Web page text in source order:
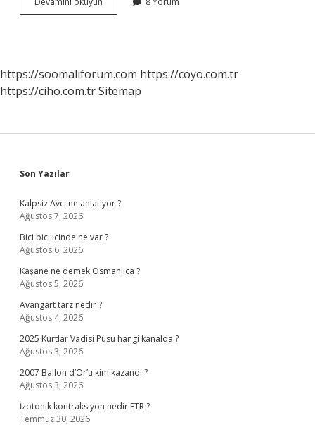
Öğrenmesi
https://soomaliforum.com https://coyo.com.tr
https://ciho.com.trSitemap
Sidebar
Son Yazılar
Kalpsiz Avcı ne anlatıyor ?
Ağustos 7, 2026
Bici bici icinde ne var ?
Ağustos 6, 2026
Kaşane ne demek Osmanlıca ?
Ağustos 5, 2026
Avangart tarz nedir ?
Ağustos 4, 2026
2025 Kurtlar Vadisi Pusu hangi kanalda ?
Ağustos 3, 2026
2007 Ballon d’Or’u kim kazandı ?
Ağustos 3, 2026
İzotonik kontraksiyon nedir FTR ?
Temmuz 30, 2026